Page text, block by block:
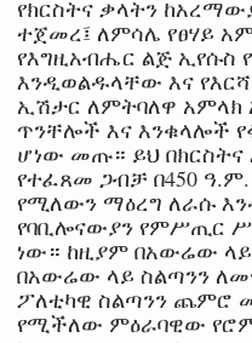
የክርስትና ቃላትን
ተጀመረ፤ ለምሳሌ የፀሃይ
የእግዚአብሔር ልጅ ኢየሱስ
እንዲወልዱላቸው እና
ኢሽታር ለምትባለዋ አምላክ
ጥንቸሎች እና እንቁላሎች
ሆነው መጡ። ይህ በክርስትና
የተፈጸመ ጋብቻ በ450
የሚለውን ማዕረግ ለራሱ
የባቢሎናውያን የምሥጢር
ነው። ከዚያም በአውሬው
በአውሬው ላይ ስልጣንን
ፖለቲካዊ ስልጣንን ጨምሮ
የሚችለው ምዕራባዊው የሮም